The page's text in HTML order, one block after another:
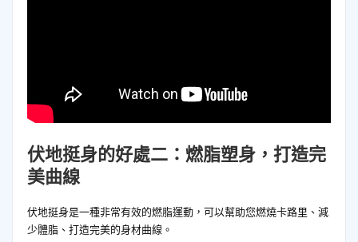
伏地挺身的好處二：燃脂塑身，打造完
美曲線
伏地挺身是一種非常有效的燃脂運動，可以幫助您燃燒卡路里、減
少體脂、打造完美的身材曲線。